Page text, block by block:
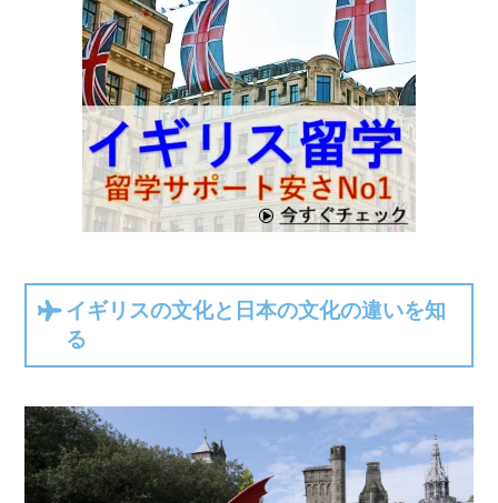
イギリスの文化と日本の文化の違いを知
る